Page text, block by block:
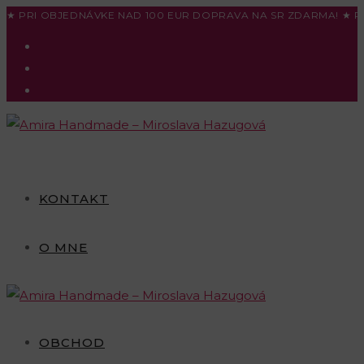
Skip
★ PRI OBJEDNÁVKE NAD 100 EUR DOPRAVA NA SR ZDARMA! ★
KONTAKT
O MNE
OBCHOD